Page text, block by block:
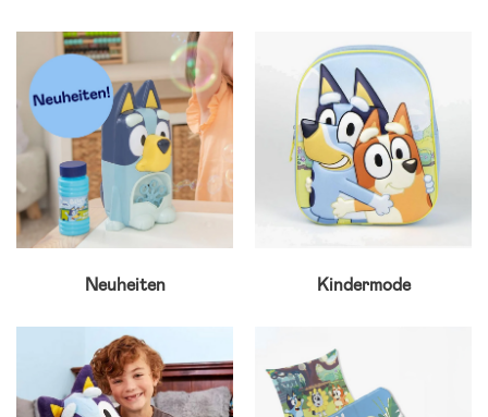
Neuheiten Kindermode